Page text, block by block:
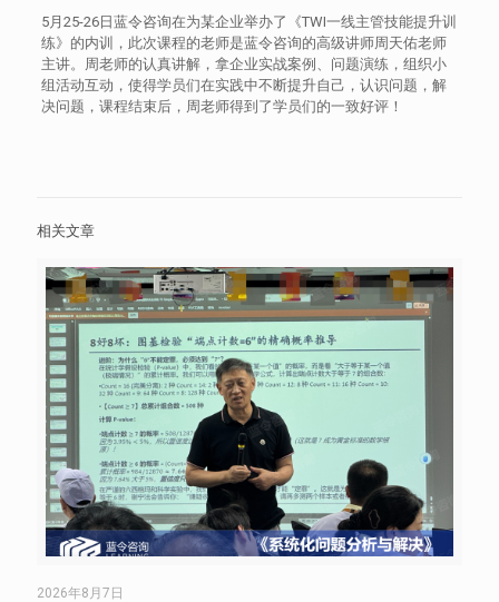
5月25-26日蓝令咨询在为某企业举办了《TWI一线主管技能提升训
练》的内训，此次课程的老师是蓝令咨询的高级讲师周天佑老师
主讲。周老师的认真讲解，拿企业实战案例、问题演练，组织小
组活动互动，使得学员们在实践中不断提升自己，认识问题，解
决问题，课程结束后，周老师得到了学员们的一致好评！
相关文章
2026年8月7日